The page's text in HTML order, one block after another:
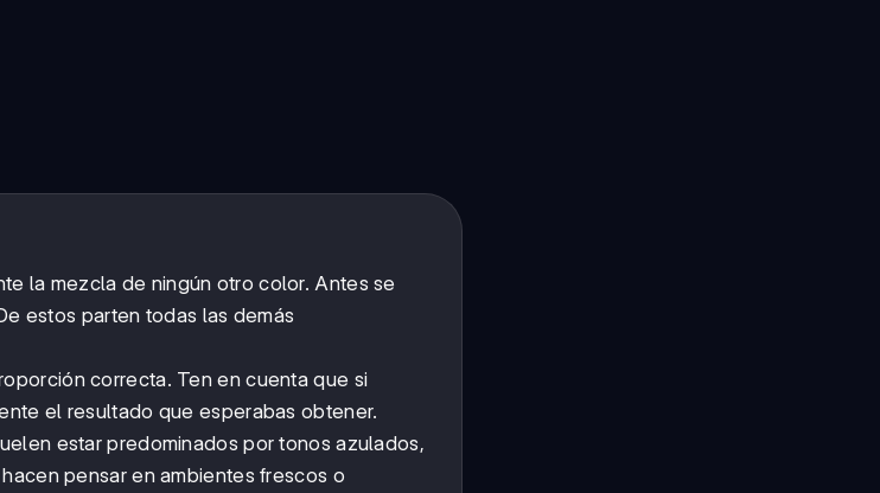
la mezcla de ningún otro color. Antes se
estos parten todas las demás
correcta. Ten en cuenta que si
el resultado que esperabas obtener.
estar predominados por tonos azulados,
pensar en ambientes frescos o